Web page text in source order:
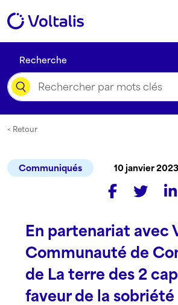
Recherche
Type de contenu
Langue
< Retour
Communiqués 10 janvier 2023
En partenariat avec
Communauté de
de La terre des 2
faveur de la sobriété